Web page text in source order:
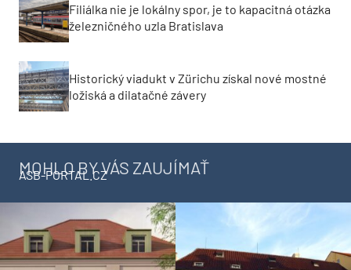
Filiálka nie je lokálny spor, je to kapacitná otázka
železničného uzla Bratislava
Historický viadukt v Zürichu získal nové mostné
ložiská a dilatačné závery
MOHLO BY VÁS ZAUJÍMAŤ
ASB-PORTAL.CZ